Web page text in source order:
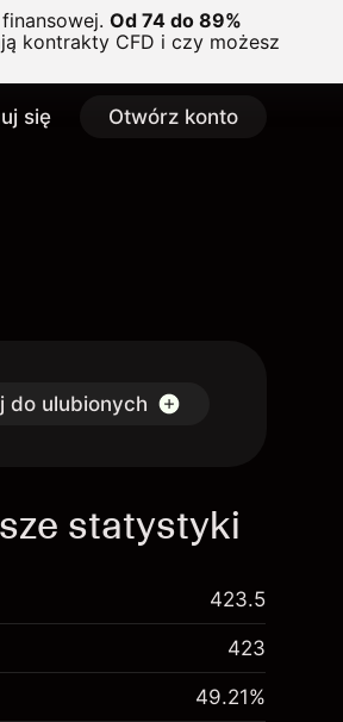
Od 74 do 89%
kontrakty CFD i czy możesz
się Otwórz konto
do ulubionych
statystyki
423.5
423
49.21%